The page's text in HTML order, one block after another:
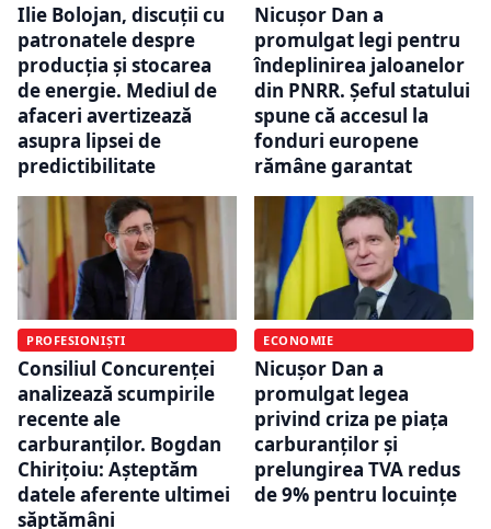
Ilie Bolojan, discuții cu
patronatele despre
producția și stocarea
de energie. Mediul de
afaceri avertizează
asupra lipsei de
predictibilitate
Nicușor Dan a
promulgat legi pentru
îndeplinirea jaloanelor
din PNRR. Șeful statului
spune că accesul la
fonduri europene
rămâne garantat
PROFESIONIȘTI
Consiliul Concurenței
analizează scumpirile
recente ale
carburanților. Bogdan
Chirițoiu: Așteptăm
datele aferente ultimei
săptămâni
ECONOMIE
Nicușor Dan a
promulgat legea
privind criza pe piața
carburanților și
prelungirea TVA redus
de 9% pentru locuințe